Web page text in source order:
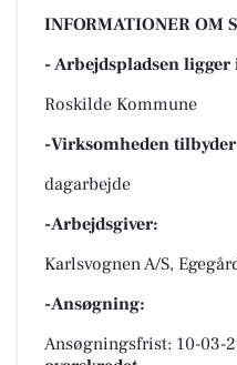
INFORMATIONER OM
- Arbejdspladsen ligger
Roskilde Kommune
-Virksomheden
dagarbejde
-Arbejdsgiver:
Karlsvognen A/S,
-Ansøgning:
Ansøgningsfrist: 10-03-